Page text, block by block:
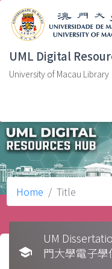
UML Digital
University of Macau Library
Home Title
school
UM
門大學電子學